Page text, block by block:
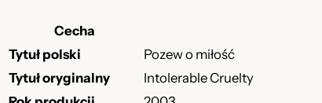
Cecha
Tytuł polski
Pozew o miłość
Tytuł oryginalny
Intolerable Cruelty